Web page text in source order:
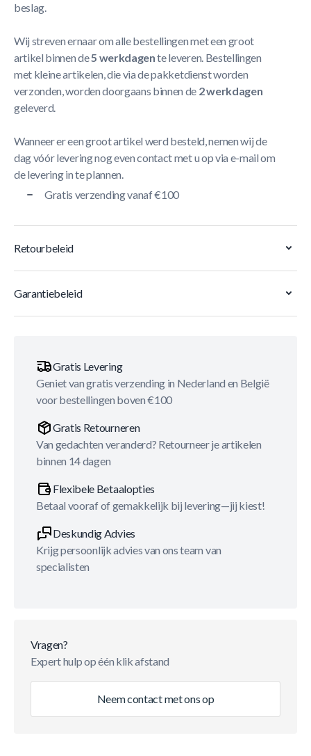
beslag.
Wij streven ernaar om alle bestellingen met een groot
artikel binnen de5 werkdagente leveren. Bestellingen
met kleine artikelen, die via de pakketdienst worden
verzonden, worden doorgaans binnen de 2 werkdagen
geleverd.
Wanneer er een groot artikel werd besteld, nemen wij de
dag vóór levering nog even contact met u op via e-mail om
de levering in te plannen.
Gratis verzending vanaf €100
Retourbeleid
Garantiebeleid
Gratis Levering
Geniet van gratis verzending in Nederland en België
voor bestellingen boven €100
Gratis Retourneren
Van gedachten veranderd? Retourneer je artikelen
binnen 14 dagen
Flexibele Betaalopties
Betaal vooraf of gemakkelijk bij levering—jij kiest!
Deskundig Advies
Krijg persoonlijk advies van ons team van
specialisten
Vragen?
Expert hulp op één klik afstand
Neem contact met ons op